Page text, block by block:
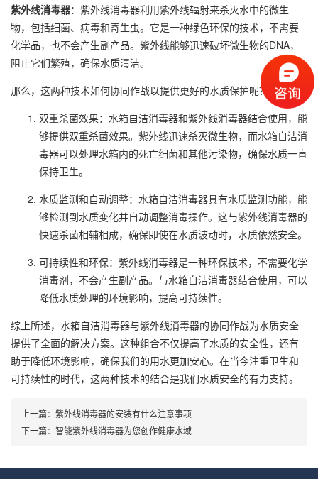
紫外线消毒器：紫外线消毒器利用紫外线辐射来杀灭水中的微生
物，包括细菌、病毒和寄生虫。它是一种绿色环保的技术，不需要
化学品，也不会产生副产品。紫外线能够迅速破坏微生物的DNA，
阻止它们繁殖，确保水质清洁。
那么，这两种技术如何协同作战以提供更好的水质保护呢？
双重杀菌效果：水箱自洁消毒器和紫外线消毒器结合使用，能
够提供双重杀菌效果。紫外线迅速杀灭微生物，而水箱自洁消
毒器可以处理水箱内的死亡细菌和其他污染物，确保水质一直
保持卫生。
水质监测和自动调整：水箱自洁消毒器具有水质监测功能，能
够检测到水质变化并自动调整消毒操作。这与紫外线消毒器的
快速杀菌相辅相成，确保即使在水质波动时，水质依然安全。
可持续性和环保：紫外线消毒器是一种环保技术，不需要化学
消毒剂，不会产生副产品。与水箱自洁消毒器结合使用，可以
降低水质处理的环境影响，提高可持续性。
综上所述，水箱自洁消毒器与紫外线消毒器的协同作战为水质安全
提供了全面的解决方案。这种组合不仅提高了水质的安全性，还有
助于降低环境影响，确保我们的用水更加安心。在当今注重卫生和
可持续性的时代，这两种技术的结合是我们水质安全的有力支持。
上一篇： 紫外线消毒器的安装有什么注意事项
下一篇： 智能紫外线消毒器为您创作健康水域